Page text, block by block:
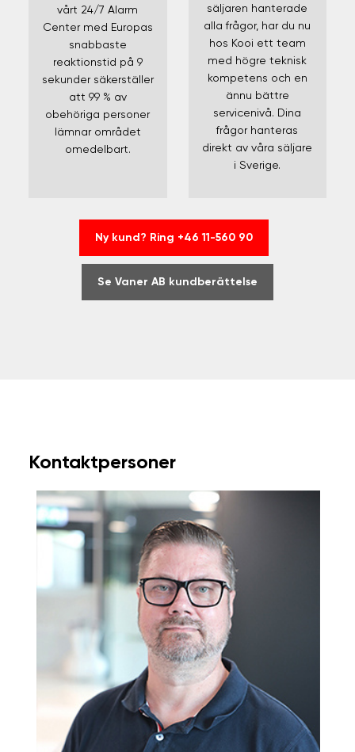
vårt 24/7 Alarm
Center med Europas
snabbaste
reaktionstid på 9
sekunder säkerställer
att 99 % av
obehöriga personer
lämnar området
omedelbart.
säljaren hanterade
alla frågor, har du nu
hos Kooi ett team
med högre teknisk
kompetens och en
ännu bättre
servicenivå. Dina
frågor hanteras
direkt av våra säljare
i Sverige.
Ny kund? Ring +46 11-560 90
Se Vaner AB kundberättelse
Kontaktpersoner